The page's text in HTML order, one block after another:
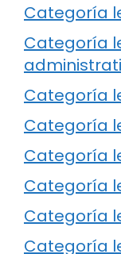
Categoría
Categoría
Categoría
Categoría
Categoría
Categoría
Categoría
Categoría